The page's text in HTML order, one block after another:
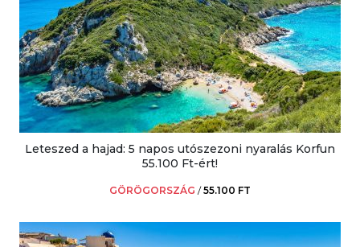
Leteszed a hajad: 5 napos utószezoni nyaralás Korfun
55.100 Ft-ért!
GÖRÖGORSZÁG /55.100 FT